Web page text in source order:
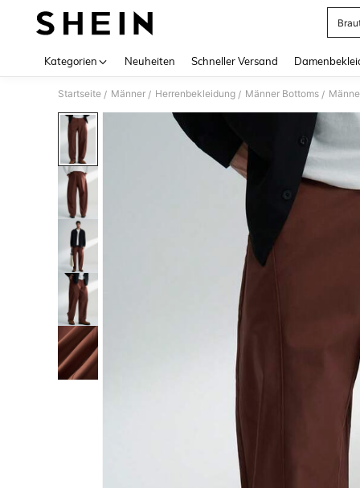
Kategorien Neuheiten Schneller Versand
Startseite / Männer / Herrenbekleidung / Männer Bottoms /